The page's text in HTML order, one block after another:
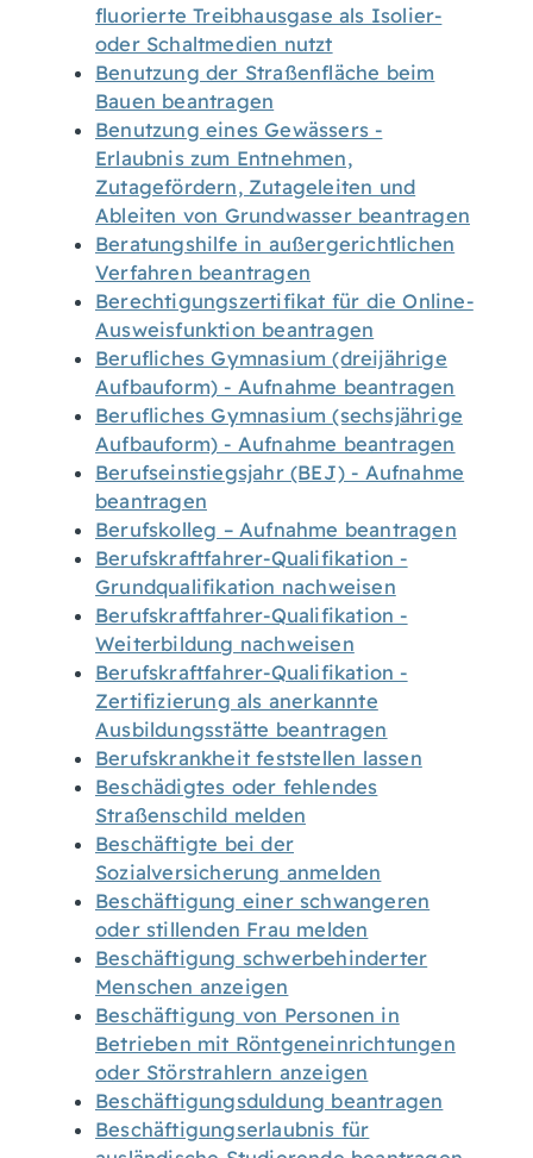
fluorierte Treibhausgase als Isolier-
oder Schaltmedien nutzt
Benutzung der Straßenfläche beim
Bauen beantragen
Benutzung eines Gewässers -
Erlaubnis zum Entnehmen,
Zutagefördern, Zutageleiten und
Ableiten von Grundwasser beantragen
Beratungshilfe in außergerichtlichen
Verfahren beantragen
Berechtigungszertifikat für die Online-
Ausweisfunktion beantragen
Berufliches Gymnasium (dreijährige
Aufbauform) - Aufnahme beantragen
Berufliches Gymnasium (sechsjährige
Aufbauform) - Aufnahme beantragen
Berufseinstiegsjahr (BEJ) - Aufnahme
beantragen
Berufskolleg – Aufnahme beantragen
Berufskraftfahrer-Qualifikation -
Grundqualifikation nachweisen
Berufskraftfahrer-Qualifikation -
Weiterbildung nachweisen
Berufskraftfahrer-Qualifikation -
Zertifizierung als anerkannte
Ausbildungsstätte beantragen
Berufskrankheit feststellen lassen
Beschädigtes oder fehlendes
Straßenschild melden
Beschäftigte bei der
Sozialversicherung anmelden
Beschäftigung einer schwangeren
oder stillenden Frau melden
Beschäftigung schwerbehinderter
Menschen anzeigen
Beschäftigung von Personen in
Betrieben mit Röntgeneinrichtungen
oder Störstrahlern anzeigen
Beschäftigungsduldung beantragen
Beschäftigungserlaubnis für